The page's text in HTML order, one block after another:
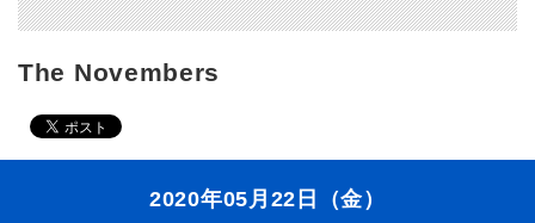
The Novembers
2020年05月22日（金）